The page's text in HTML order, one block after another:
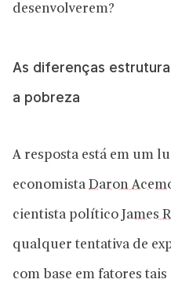
desenvolverem?
As diferenças
a pobreza
A resposta está em um
economista Daron
cientista político James
qualquer tentativa de
com base em fatores tais